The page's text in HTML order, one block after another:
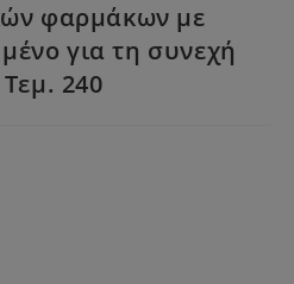
φαρμάκων με
για τη συνεχή
240